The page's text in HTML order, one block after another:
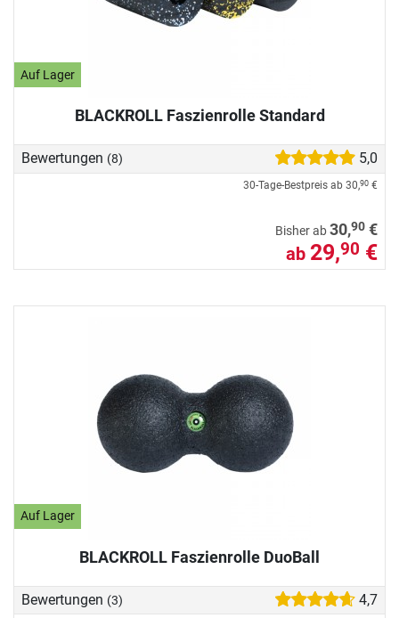
Auf Lager
BLACKROLL Faszienrolle Standard
Bewertungen (8) 5,0
30-Tage-Bestpreis ab 30,90 €
Bisher ab30,90 €
ab 29,90 €
Auf Lager
BLACKROLL Faszienrolle DuoBall
Bewertungen (3) 4,7